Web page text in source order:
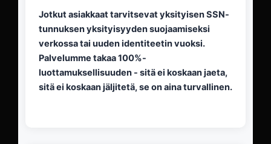
Jotkut asiakkaat tarvitsevat yksityisen SSN-
tunnuksen yksityisyyden suojaamiseksi
verkossa tai uuden identiteetin vuoksi.
Palvelumme takaa 100%-
luottamuksellisuuden - sitä ei koskaan jaeta,
sitä ei koskaan jäljitetä, se on aina turvallinen.